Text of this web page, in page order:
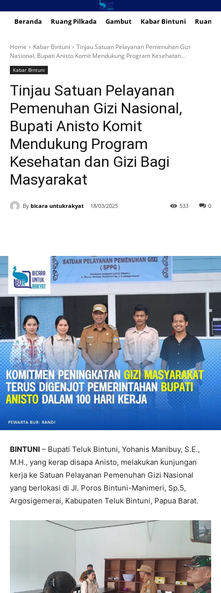
Beranda Ruang Pilkada Gambut Kabar Bintuni Ruang
Home Kabar Bintuni
Tinjau Satuan Pelayanan Pemenuhan Gizi
Nasional, Bupati Anisto Komit Mendukung Program Kesehatan...
Kabar Bintuni
Tinjau Satuan Pelayanan
Pemenuhan Gizi Nasional,
Bupati Anisto Komit
Mendukung Program
Kesehatan dan Gizi Bagi
Masyarakat
By bicara untukrakyat 18/03/2025 0
533
BINTUNI – Bupati Teluk Bintuni, Yohanis Manibuy, S.E.,
M.H., yang kerap disapa Anisto, melakukan kunjungan
kerja ke Satuan Pelayanan Pemenuhan Gizi Nasional
yang berlokasi di Jl. Poros Bintuni-Manimeri, Sp.5,
Argosigemerai, Kabupaten Teluk Bintuni, Papua Barat.